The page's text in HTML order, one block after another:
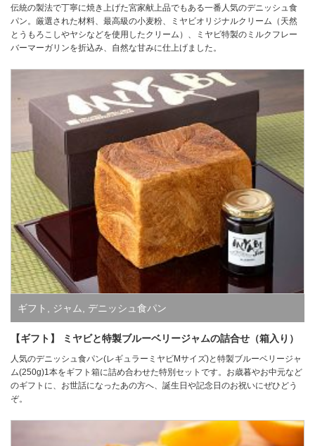
伝統の製法で丁寧に焼き上げた宮家献上品でもある一番人気のデニッシュ食
パン。厳選された材料、最高級の小麦粉、ミヤビオリジナルクリーム（天然
とうもろこしやヤシなどを使用したクリーム）、ミヤビ特製のミルクフレー
バーマーガリンを折込み、自然な甘みに仕上げました。
ギフト , ジャム, デニッシュ食パン
【ギフト】 ミヤビと特製ブルーベリージャムの詰合せ（箱入り）
人気のデニッシュ食パン(レギュラーミヤビMサイズ)と特製ブルーベリージャ
ム(250g)1本をギフト箱に詰め合わせた特別セットです。お歳暮やお中元など
のギフトに、お世話になったあの方へ、誕生日や記念日のお祝いにぜひどう
ぞ。